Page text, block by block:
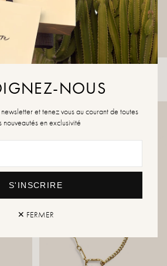
NOUS
et tenez vous au courant de toutes
nouveautés en exclusivité
S'INSCRIRE
✕ FERMER